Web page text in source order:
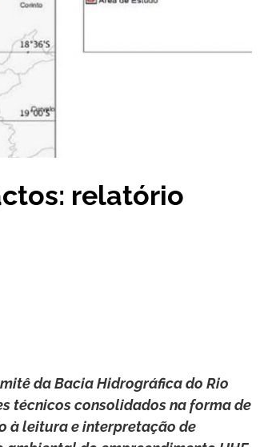
relatório
da Bacia Hidrográfica do Rio
técnicos consolidados na forma de
à leitura e interpretação de